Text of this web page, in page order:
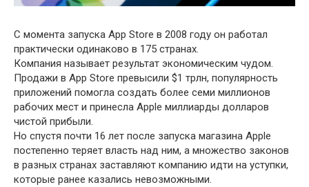
С момента запуска App Store в 2008 году он работал
практически одинаково в 175 странах.
Компания называет результат экономическим чудом.
Продажи в App Store превысили $1 трлн, популярность
приложений помогла создать более семи миллионов
рабочих мест и принесла Apple миллиарды долларов
чистой прибыли.
Но спустя почти 16 лет после запуска магазина Apple
постепенно теряет власть над ним, а множество законов
в разных странах заставляют компанию идти на уступки,
которые ранее казались невозможными.